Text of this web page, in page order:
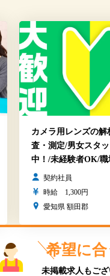
カメラ用レンズの解
査・測定/男女スタ
中！/未経験者OK/
契約社員
時給 1,300円
愛知県 額田郡
希望に
未掲載求人もご